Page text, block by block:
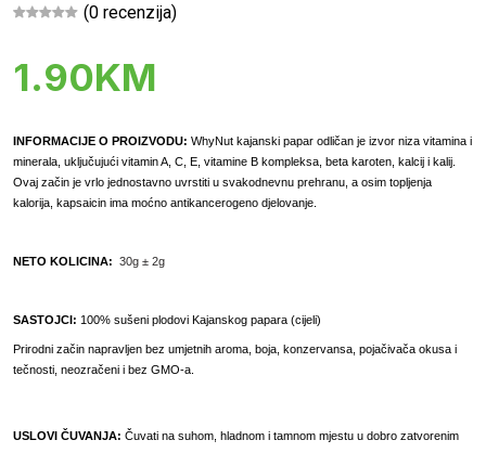
(0 recenzija)
1.90KM
INFORMACIJE O PROIZVODU: WhyNut kajanski papar odličan je izvor niza vitamina i
minerala, uključujući vitamin A, C, E, vitamine B kompleksa, beta karoten, kalcij i kalij.
Ovaj začin je vrlo jednostavno uvrstiti u svakodnevnu prehranu, a osim topljenja
kalorija, kapsaicin ima moćno antikancerogeno djelovanje.
NETO KOLICINA: 30g ± 2g
SASTOJCI: 100% sušeni plodovi Kajanskog papara (cijeli)
Prirodni začin napravljen bez umjetnih aroma, boja, konzervansa, pojačivača okusa i
tečnosti, neozračeni i bez GMO-a.
USLOVI ČUVANJA: Čuvati na suhom, hladnom i tamnom mjestu u dobro zatvorenim